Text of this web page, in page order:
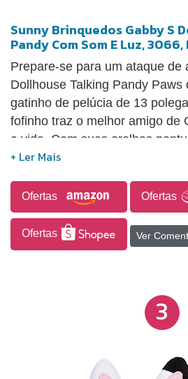
Sunny Brinquedos Gabby S
Pandy Com Som E Luz,
Prepare-se para um ataque de
Dollhouse Talking Pandy Paws
gatinho de pelúcia de 13
fofinho traz o melhor amigo de
a vida. Com suas orelhas
detalhes bordados e seu Pandy
ou dormir. Dê um aperto na
para vê-la se iluminar, ativando
Aperte e solte sua pata para
novamente e ouça ainda mais
pelúcia fofo Pandy Paws ao
criar todos os tipos de
Ofertas Ofertas
Ofertas Ver
3